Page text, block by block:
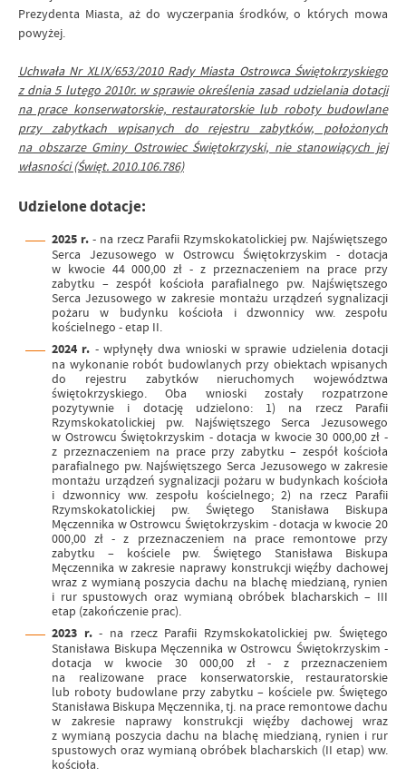
Prezydenta Miasta, aż do wyczerpania środków, o których mowa
powyżej.
Uchwała Nr XLIX/653/2010 Rady Miasta Ostrowca Świętokrzyskiego
z dnia 5 lutego 2010r. w sprawie określenia zasad udzielania dotacji
na prace konserwatorskie, restauratorskie lub roboty budowlane
przy zabytkach wpisanych do rejestru zabytków, położonych
na obszarze Gminy Ostrowiec Świętokrzyski, nie stanowiących jej
własności (Święt. 2010.106.786)
Udzielone dotacje:
2025 r. - na rzecz Parafii Rzymskokatolickiej pw. Najświętszego
Serca Jezusowego w Ostrowcu Świętokrzyskim - dotacja
w kwocie 44 000,00 zł - z przeznaczeniem na prace przy
zabytku – zespół kościoła parafialnego pw. Najświętszego
Serca Jezusowego w zakresie montażu urządzeń sygnalizacji
pożaru w budynku kościoła i dzwonnicy ww. zespołu
kościelnego - etap II.
2024 r. - wpłynęły dwa wnioski w sprawie udzielenia dotacji
na wykonanie robót budowlanych przy obiektach wpisanych
do rejestru zabytków nieruchomych województwa
świętokrzyskiego. Oba wnioski zostały rozpatrzone
pozytywnie i dotację udzielono: 1) na rzecz Parafii
Rzymskokatolickiej pw. Najświętszego Serca Jezusowego
w Ostrowcu Świętokrzyskim - dotacja w kwocie 30 000,00 zł -
z przeznaczeniem na prace przy zabytku – zespół kościoła
parafialnego pw. Najświętszego Serca Jezusowego w zakresie
montażu urządzeń sygnalizacji pożaru w budynkach kościoła
i dzwonnicy ww. zespołu kościelnego; 2) na rzecz Parafii
Rzymskokatolickiej pw. Świętego Stanisława Biskupa
Męczennika w Ostrowcu Świętokrzyskim - dotacja w kwocie 20
000,00 zł - z przeznaczeniem na prace remontowe przy
zabytku – kościele pw. Świętego Stanisława Biskupa
Męczennika w zakresie naprawy konstrukcji więźby dachowej
wraz z wymianą poszycia dachu na blachę miedzianą, rynien
i rur spustowych oraz wymianą obróbek blacharskich – III
etap (zakończenie prac).
2023 r.- na rzecz Parafii Rzymskokatolickiej pw. Świętego
Stanisława Biskupa Męczennika w Ostrowcu Świętokrzyskim -
dotacja w kwocie 30 000,00 zł - z przeznaczeniem
na realizowane prace konserwatorskie, restauratorskie
lub roboty budowlane przy zabytku – kościele pw. Świętego
Stanisława Biskupa Męczennika, tj. na prace remontowe dachu
w zakresie naprawy konstrukcji więźby dachowej wraz
z wymianą poszycia dachu na blachę miedzianą, rynien i rur
spustowych oraz wymianą obróbek blacharskich (II etap) ww.
kościoła.